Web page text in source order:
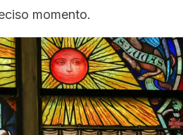
momento.